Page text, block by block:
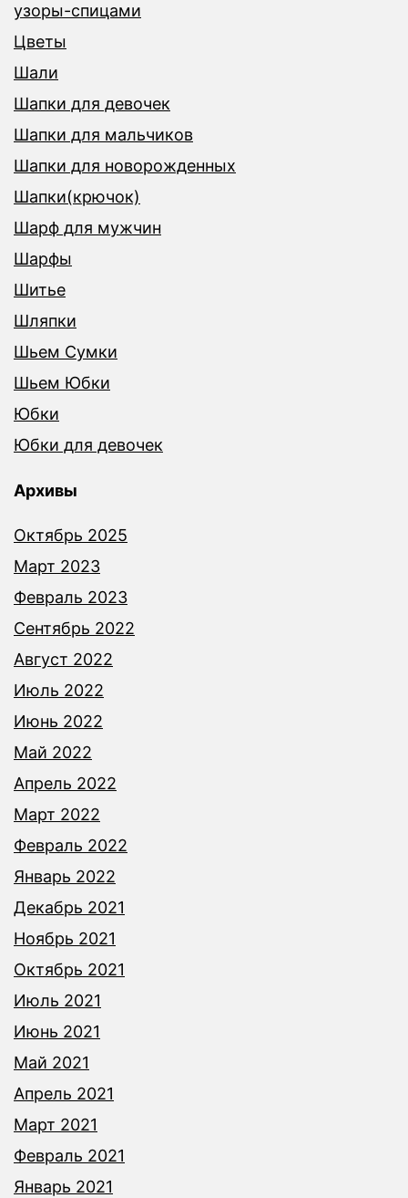
узоры-спицами
Цветы
Шали
Шапки для девочек
Шапки для мальчиков
Шапки для новорожденных
Шапки(крючок)
Шарф для мужчин
Шарфы
Шитье
Шляпки
Шьем Сумки
Шьем Юбки
Юбки
Юбки для девочек
Архивы
Октябрь 2025
Март 2023
Февраль 2023
Сентябрь 2022
Август 2022
Июль 2022
Июнь 2022
Май 2022
Апрель 2022
Март 2022
Февраль 2022
Январь 2022
Декабрь 2021
Ноябрь 2021
Октябрь 2021
Июль 2021
Июнь 2021
Май 2021
Апрель 2021
Март 2021
Февраль 2021
Январь 2021